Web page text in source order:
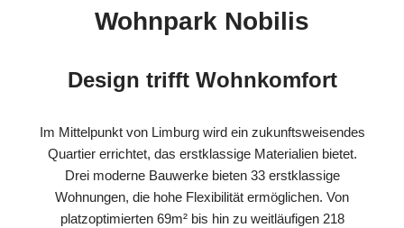
Wohnpark Nobilis
Design trifft Wohnkomfort
Im Mittelpunkt von Limburg wird ein zukunftsweisendes
Quartier errichtet, das erstklassige Materialien bietet.
Drei moderne Bauwerke bieten 33 erstklassige
Wohnungen, die hohe Flexibilität ermöglichen. Von
platzoptimierten 69m² bis hin zu weitläufigen 218